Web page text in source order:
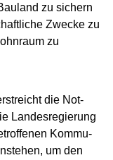
zu sichern
Zwe­cke zu
zu
die Not­
Lan­des­re­gie­rung
Kom­mu­
um den